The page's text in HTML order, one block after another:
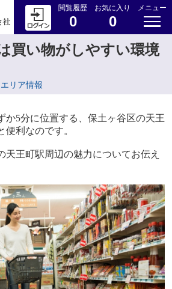
閲覧履歴
0
お気に入り
0
メニュー
買い物がしやすい環境
エリア情報
か5分に位置する、保土ヶ谷区の天王
利なのです。
天王町駅周辺の魅力についてお伝え